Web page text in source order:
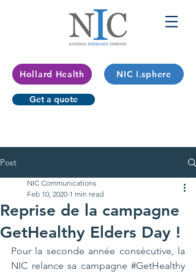
Hollard Health NIC I.sphere
Get a quote
Post
Reprise de la campagne
GetHealthy Elders Day !
NIC Communications
Feb 10, 2020 1 min read
Pour la seconde année consécutive, la
NIC relance sa campagne #GetHealthy